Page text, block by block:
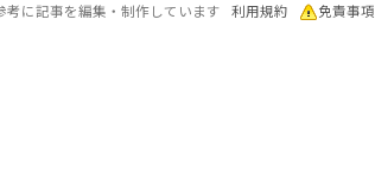
に記事を編集・制作しています 利用規約 免責事項